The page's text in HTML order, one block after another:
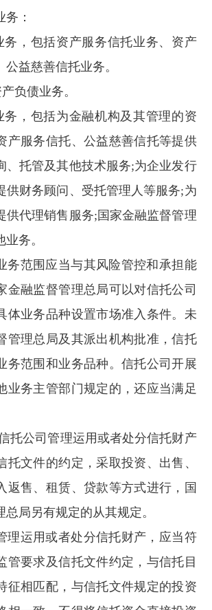
：
务，包括资产服务信托业务、资产
益慈善信托业务。
负债业务。
务，包括为金融机构及其管理的资
产服务信托、公益慈善信托等提供
、托管及其他技术服务;为企业发行
供财务顾问、受托管理人等服务;为
供代理销售服务;国家金融监督管理
务。
务范围应当与其风险管控和承担能
金融监督管理总局可以对信托公司
体业务品种设置市场准入条件。未
管理总局及其派出机构批准，信托
务范围和业务品种。信托公司开展
业务主管部门规定的，还应当满足
托公司管理运用或者处分信托财产
托文件的约定，采取投资、出售、
返售、租赁、贷款等方式进行，国
总局另有规定的从其规定。
理运用或者处分信托财产，应当符
管要求及信托文件约定，与信托目
征相匹配，与信托文件规定的投资